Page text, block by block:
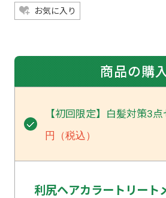
お気に入り
商品の購入
【初回限定】白髪対策3点
円（税込）
利尻ヘアカラートリート